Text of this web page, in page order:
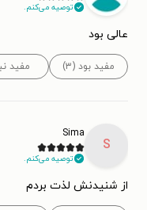
توصیه می‌کنم.
عالی بود
مفید بود (۳) مفید
S
Sima
توصیه می‌کنم.
از شنیدنش لذت بردم